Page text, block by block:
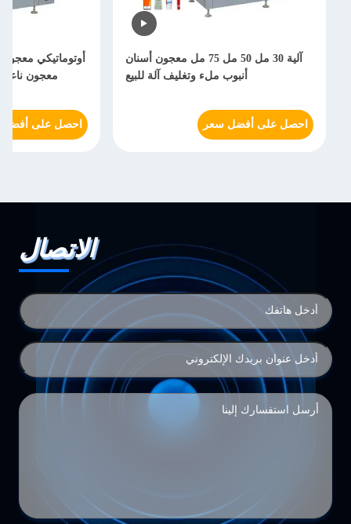
آلية 30 مل 50 مل 75 مل معجون أسنان
أنبوب ملء وتغليف آلة للبيع
احصل على أفضل سعر
أوتوماتيكي
معجون ناعم
احصل على
الاتصال